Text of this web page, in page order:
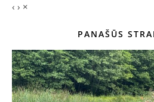
‹ › ×
PANAŠŪS